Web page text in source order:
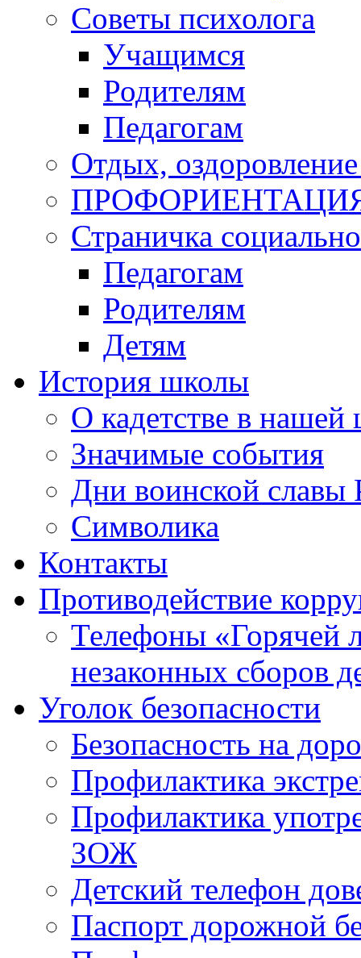
Советы психолога
Учащимся
Родителям
Педагогам
Отдых, оздоровление
Страничка
Педагогам
Родителям
Детям
История школы
О кадетстве в нашей
Значимые события
Дни воинской славы
Символика
Контакты
Противодействие
Телефоны «Горячей
незаконных сборов
Уголок безопасности
Безопасность на
Профилактика
Профилактика
ЗОЖ
Детский телефон
Паспорт дорожной